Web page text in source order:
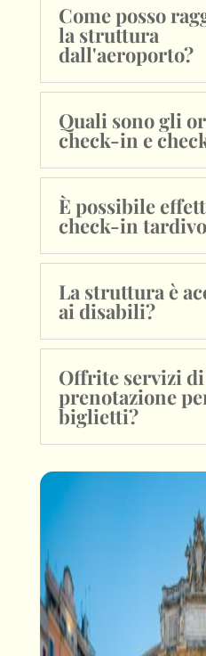
Come posso
la struttura
dall'aeroporto?
Quali sono gli
check-in e
È possibile
check-in
La struttura è
ai disabili?
Offrite servizi di
prenotazione
biglietti?